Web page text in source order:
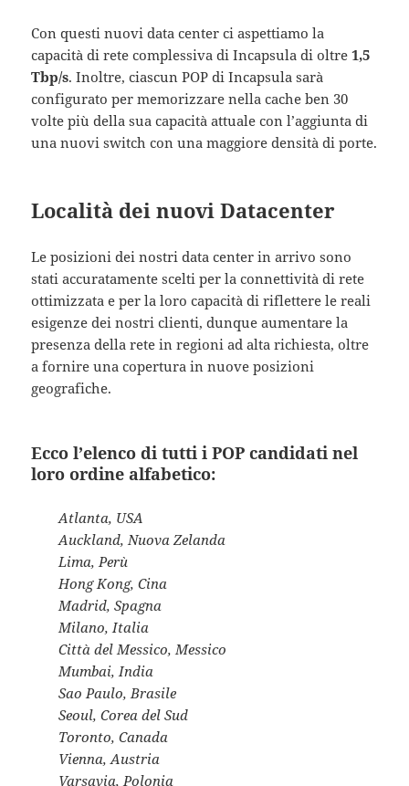
Con questi nuovi data center ci aspettiamo la
capacità di rete complessiva di Incapsula di oltre1,5
Tbp/s. Inoltre, ciascun POP di Incapsula sarà
configurato per memorizzare nella cache ben 30
volte più della sua capacità attuale con l’aggiunta di
una nuovi switch con una maggiore densità di porte.
Località dei nuovi Datacenter
Le posizioni dei nostri data center in arrivo sono
stati accuratamente scelti per la connettività di rete
ottimizzata e per la loro capacità di riflettere le reali
esigenze dei nostri clienti, dunque aumentare la
presenza della rete in regioni ad alta richiesta, oltre
a fornire una copertura in nuove posizioni
geografiche.
Ecco l’elenco di tutti i POP candidati nel
loro ordine alfabetico:
Atlanta, USA
Auckland, Nuova Zelanda
Lima, Perù
Hong Kong, Cina
Madrid, Spagna
Milano, Italia
Città del Messico, Messico
Mumbai, India
Sao Paulo, Brasile
Seoul, Corea del Sud
Toronto, Canada
Vienna, Austria
Varsavia, Polonia